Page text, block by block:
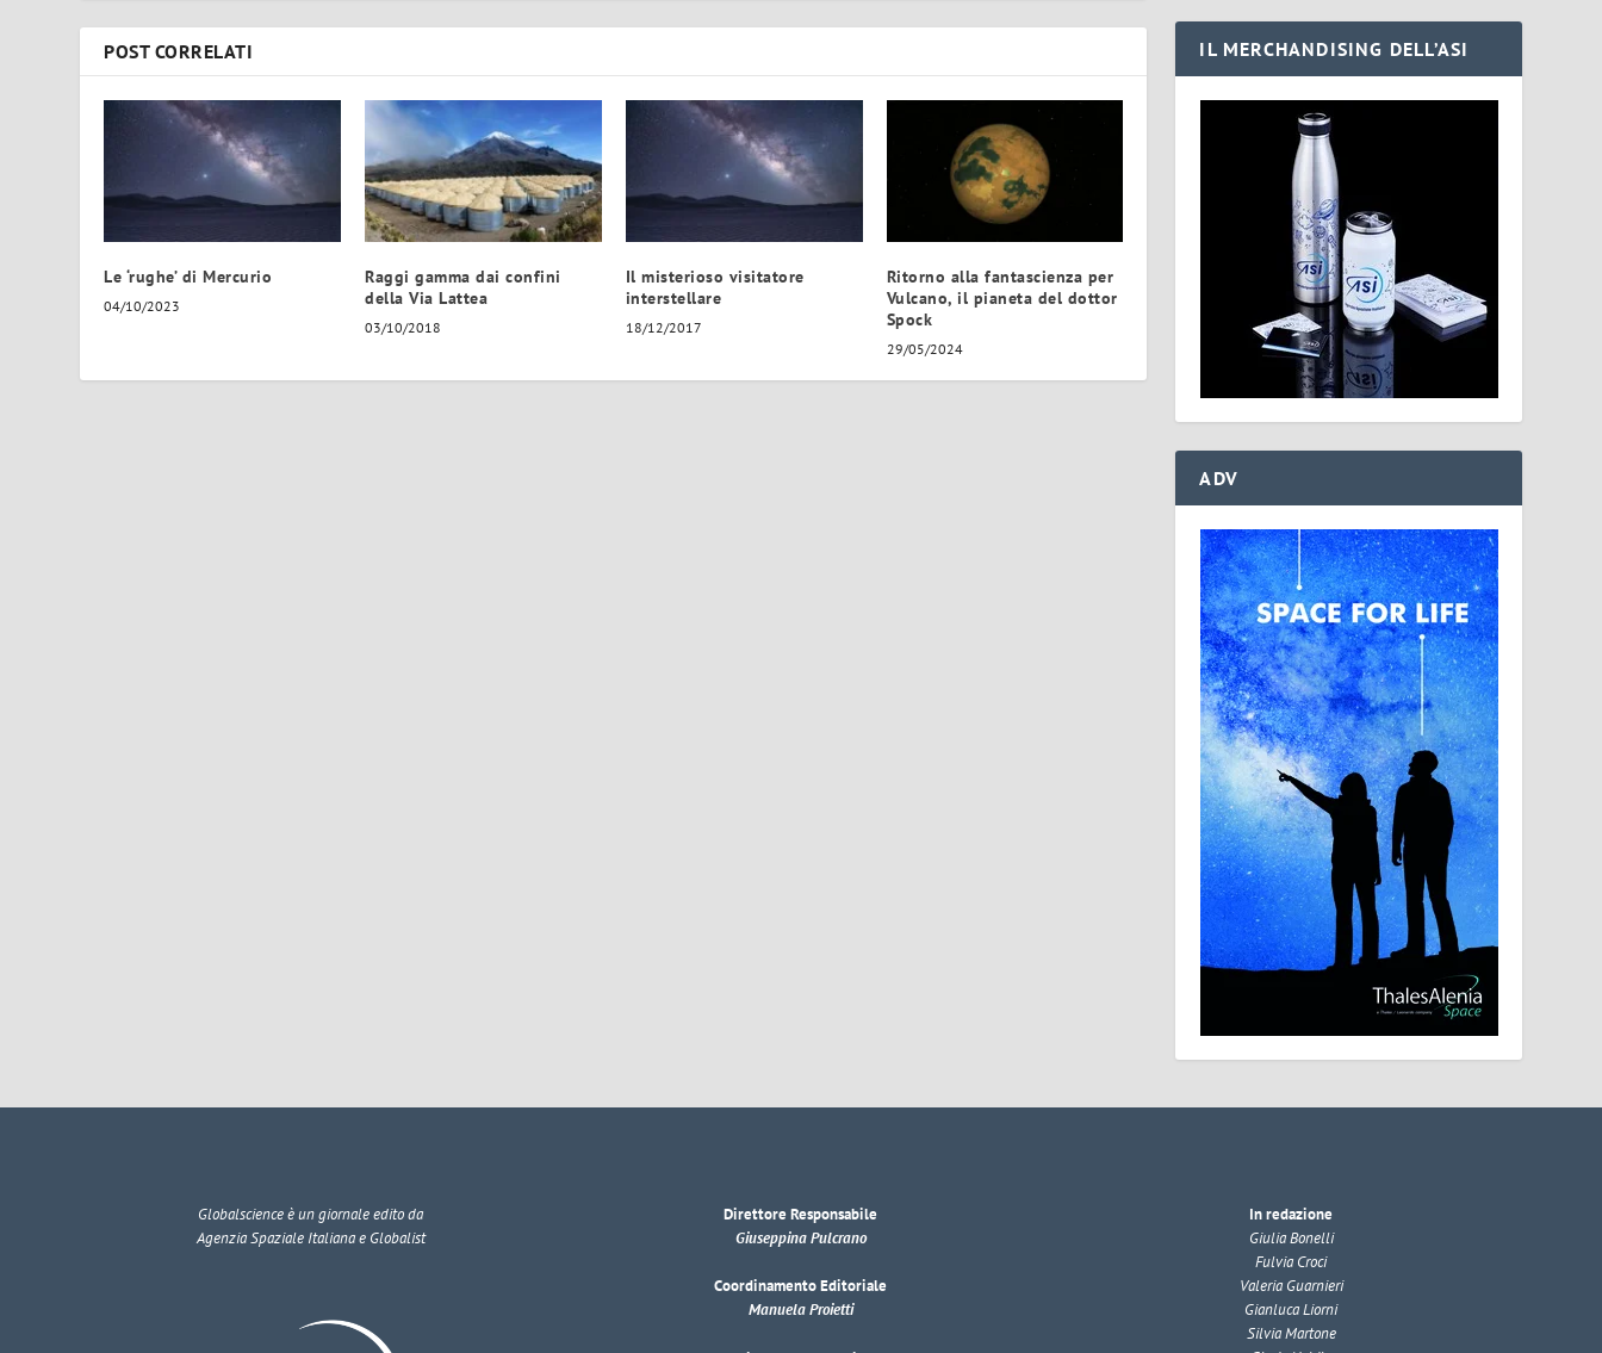
POST CORRELATI
Le ‘rughe’ di Mercurio
04/10/2023
Raggi gamma dai confini
della Via Lattea
03/10/2018
Il misterioso visitatore
interstellare
18/12/2017
Ritorno alla fantascienza per
Vulcano, il pianeta del dottor
Spock
29/05/2024
IL MERCHANDISING DELL’ASI
ADV
Globalscienceè un giornale edito da
Agenzia Spaziale Italiana e Globalist
Direttore Responsabile
Giuseppina Pulcrano
Coordinamento Editoriale
Manuela Proietti
In redazione
Giulia Bonelli
Fulvia Croci
Valeria Guarnieri
Gianluca Liorni
Silvia Martone